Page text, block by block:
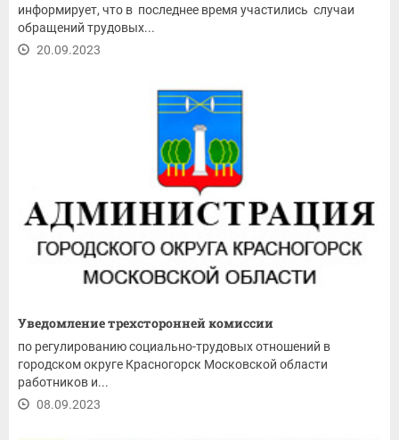
информирует, что в последнее время участились случаи
обращений трудовых...
20.09.2023
Уведомление трехсторонней комиссии
по регулированию социально-трудовых отношений в
городском округе Красногорск Московской области
работников и...
08.09.2023